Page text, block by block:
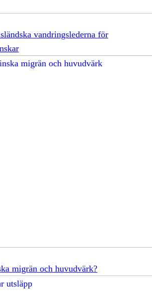
vandringslederna för
migrän och huvudvärk?